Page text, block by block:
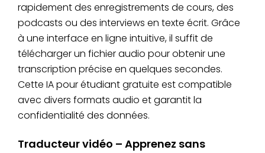
rapidement des enregistrements de cours, des
podcasts ou des interviews en texte écrit. Grâce
à une interface en ligne intuitive, il suffit de
télécharger un fichier audio pour obtenir une
transcription précise en quelques secondes.
Cette IA pour étudiant gratuite est compatible
avec divers formats audio et garantit la
confidentialité des données.
Traducteur vidéo – Apprenez sans